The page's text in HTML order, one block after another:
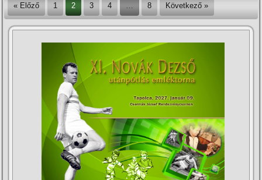
« Előző 1 2 3 4 8 Következő »